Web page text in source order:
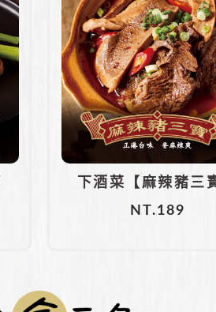
下酒菜【麻辣豬三
香麻入味
NT.189